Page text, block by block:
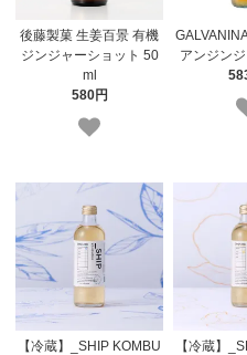
後藤製菓 生姜百景 有機
ジンジャーショット 50
ml
580円
アンジン
【冷蔵】_SHIP KOMBU
【冷蔵】